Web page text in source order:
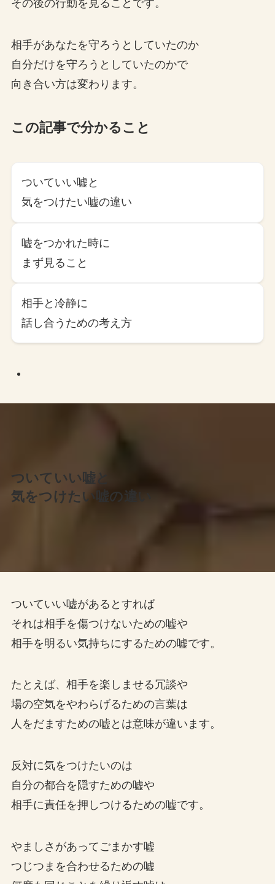
その後の行動を見ることです。
相手があなたを守ろうとしていたのか
自分だけを守ろうとしていたのかで
向き合い方は変わります。
この記事で分かること
ついていい嘘と
気をつけたい嘘の違い
嘘をつかれた時に
まず見ること
相手と冷静に
話し合うための考え方
ついていい嘘と
気をつけたい嘘の違い
ついていい嘘があるとすれば
それは相手を傷つけないための嘘や
相手を明るい気持ちにするための嘘です。
たとえば、相手を楽しませる冗談や
場の空気をやわらげるための言葉は
人をだますための嘘とは意味が違います。
反対に気をつけたいのは
自分の都合を隠すための嘘や
相手に責任を押しつけるための嘘です。
やましさがあってごまかす嘘
つじつまを合わせるための嘘